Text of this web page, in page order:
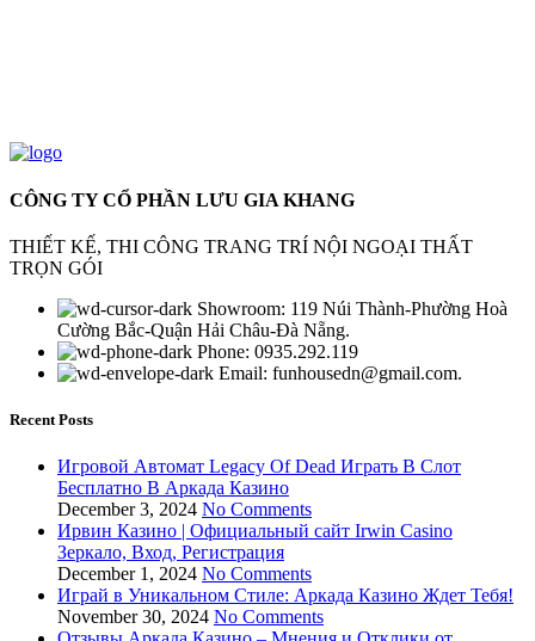
CÔNG TY CỔ PHẦN LƯU GIA KHANG
THIẾT KẾ, THI CÔNG TRANG TRÍ NỘI NGOẠI THẤT
TRỌN GÓI
Showroom: 119 Núi Thành-Phường Hoà
Cường Bắc-Quận Hải Châu-Đà Nẵng.
Phone: 0935.292.119
Email: funhousedn@gmail.com.
Recent Posts
Игровой Автомат Legacy Of Dead Играть В Слот
Бесплатно В Аркада Казино
December 3, 2024 No Comments
Ирвин Казино | Официальный сайт Irwin Casino
Зеркало, Вход, Регистрация
December 1, 2024 No Comments
Играй в Уникальном Стиле: Аркада Казино Ждет Тебя!
November 30, 2024 No Comments